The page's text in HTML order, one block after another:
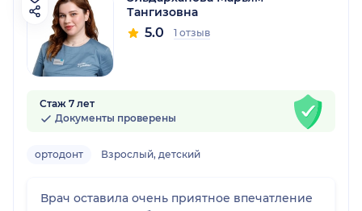
Тангизовна
5.0 1 отзыв
Стаж 7 лет
Документы проверены
ортодонт Взрослый, детский
Врач оставила очень приятное впечатление